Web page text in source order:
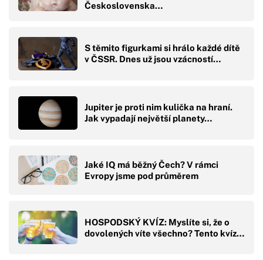
Československa…
S těmito figurkami si hrálo každé dítě
v ČSSR. Dnes už jsou vzácností…
Jupiter je proti nim kulička na hraní.
Jak vypadají největší planety…
Jaké IQ má běžný Čech? V rámci
Evropy jsme pod průměrem
HOSPODSKÝ KVÍZ: Myslíte si, že o
dovolených víte všechno? Tento kvíz…